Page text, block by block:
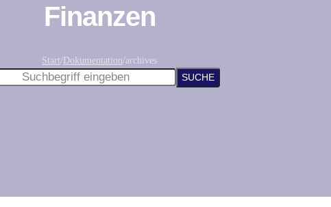
Finanzen
Start/Dokumentation/archives